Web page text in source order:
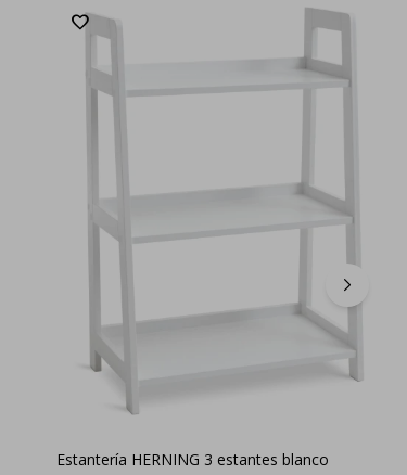
Estantería HERNING 3 estantes blanco